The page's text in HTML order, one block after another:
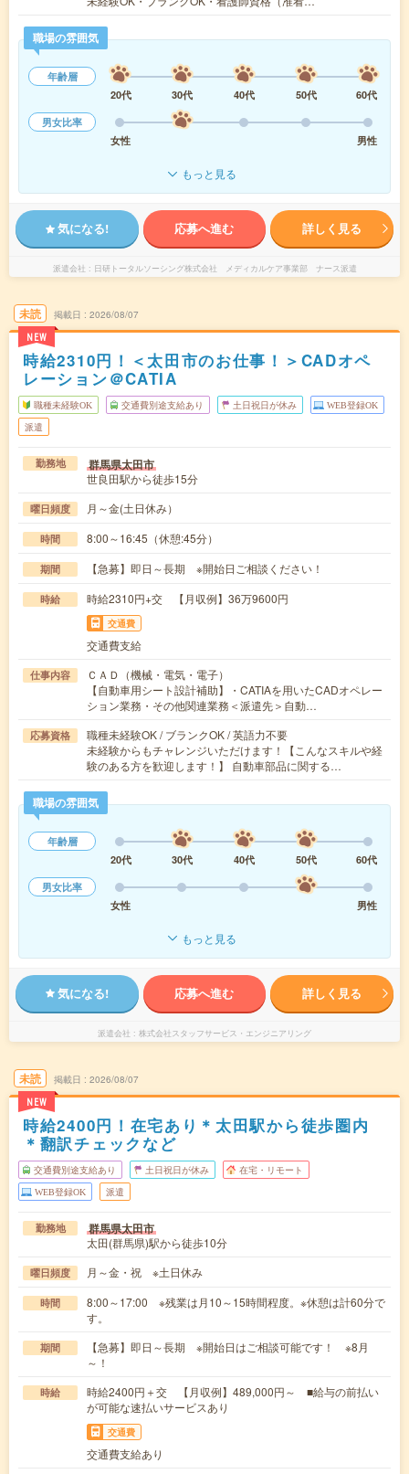
職場の雰囲気
年齢層
20代
30代 40代 50代
60代
男女比率
女性
男性
もっと見る
気になる! 応募へ進む 詳しく見る
派遣会社 日研トータルソーシング株式会社 メディカルケア事業部 ナース派遣
未読
NEW
掲載日 2026/08/07
時給2310円！＜太田市のお仕事！＞CADオペ
レーション＠CATIA
職種未経験OK 交通費別途支給あり 土日祝日が休み WEB登録OK
派遣
勤務地 群馬県太田市
世良田駅から徒歩15分
曜日頻度 月～金(土日休み）
時間 8:00～16:45（休憩:45分）
期間 【急募】即日～長期 ※開始日ご相談ください！
時給 時給2310円+交 【月収例】36万9600円
交通費
交通費支給
仕事内容
ＣＡＤ（機械・電気・電子）
【自動車用シート設計補助】・CATIAを用いたCADオペレー
ション業務・その他関連業務＜派遣先＞自動…
応募資格
職種未経験OK / ブランクOK / 英語力不要
未経験からもチャレンジいただけます！【こんなスキルや経
験のある方を歓迎します！】 自動車部品に関する…
職場の雰囲気
年齢層
20代
30代 40代 50代
60代
男女比率
女性
男性
もっと見る
気になる! 応募へ進む 詳しく見る
派遣会社 株式会社スタッフサービス・エンジニアリング
未読
NEW
掲載日 2026/08/07
時給2400円！在宅あり＊太田駅から徒歩圏内
＊翻訳チェックなど
交通費別途支給あり 土日祝日が休み 在宅・リモート
WEB登録OK 派遣
勤務地 群馬県太田市
太田(群馬県)駅から徒歩10分
曜日頻度 月～金・祝 ※土日休み
時間
8:00～17:00 ※残業は月10～15時間程度。※休憩は計60分で
す。
期間
【急募】即日～長期 ※開始日はご相談可能です！ ※8月
～！
時給
時給2400円＋交 【月収例】489,000円～ ■給与の前払い
が可能な速払いサービスあり
交通費
交通費支給あり